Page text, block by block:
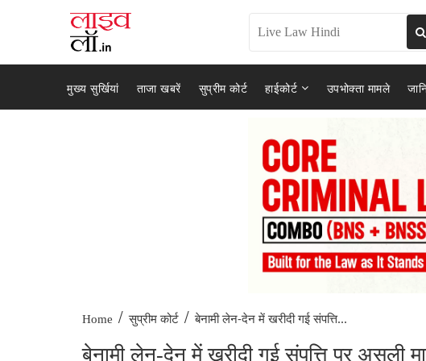
मुख्य सुर्खियां ताजा खबरें सुप्रीम कोर्ट हाईकोर्ट उपभोक्ता मामले
Home / सुप्रीम कोर्ट / बेनामी लेन-देन में खरीदी गई संपत्ति...
बेनामी लेन-देन में खरीदी गई संपत्ति पर असली